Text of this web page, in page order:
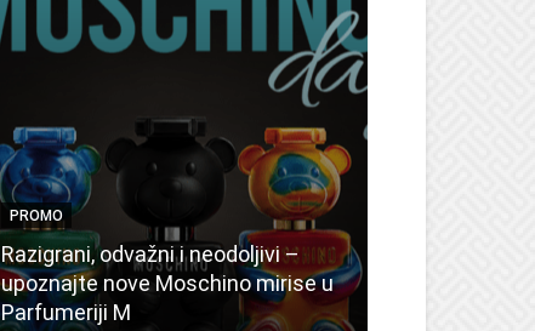
PROMO
Razigrani, odvažni i neodoljivi –
upoznajte nove Moschino mirise u
Parfumeriji M